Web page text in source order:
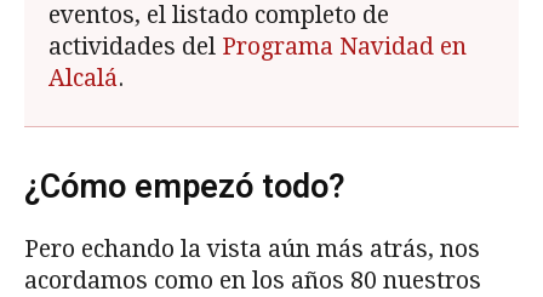
eventos, el listado completo de
actividades del Programa Navidad en
Alcalá.
¿Cómo empezó todo?
Pero echando la vista aún más atrás, nos
acordamos como en los años 80 nuestros